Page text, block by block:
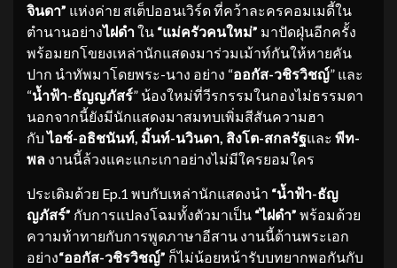
จินดา” แห่งค่าย สเต็ปออนเวิร์ด ที่คว้าละครคอมเมดี้ใน
ตำนานอย่างไฝดำใน “แม่ครัวคนใหม่” มาปัดฝุ่นอีกครั้ง
พร้อมยกโขยงเหล่านักแสดงมาร่วมเม้าท์กันให้หายคัน
ปาก นำทัพมาโดยพระ-นาง อย่าง “ออกัส-วชิรวิชญ์” และ
“น้ำฟ้า-ธัญญภัสร์” น้องใหม่ที่วีรกรรมในกองไม่ธรรมดา
นอกจากนี้ยังมีนักแสดงมาสมทบเพิ่มสีสันความฮา
กับไอซ์-อธิชนันท์ , มิ้นท์-นวินดา, สิงโต-สกลรัฐและ พีท-
พล งานนี้ล้วงแคะแกะเกาอย่างไม่มีใครยอมใคร
ประเดิมด้วย Ep.1 พบกับเหล่านักแสดงนำ “น้ำฟ้า-ธัญ
ญภัสร์” กับการแปลงโฉมทั้งตัวมาเป็น “ไฝดำ” พร้อมด้วย
ความท้าทายกับการพูดภาษาอีสาน งานนี้ด้านพระเอก
อย่าง“ออกัส-วชิรวิชญ์” ก็ไม่น้อยหน้ารับบทยากพอกันกับ